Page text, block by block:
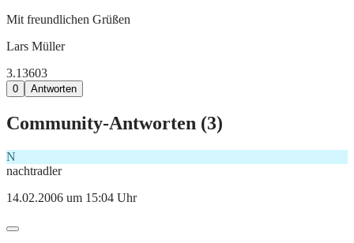
Mit freundlichen Grüßen
Lars Müller
3.13603
0 Antworten
Community-Antworten (3)
N
nachtradler
14.02.2006 um 15:04 Uhr